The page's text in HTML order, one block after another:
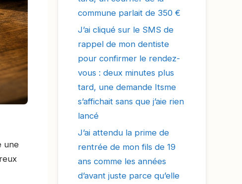
une
commune parlait de 350 €
J’ai cliqué sur le SMS de
rappel de mon dentiste
pour confirmer le rendez-
vous : deux minutes plus
tard, une demande Itsme
s’affichait sans que j’aie rien
lancé
J’ai attendu la prime de
rentrée de mon fils de 19
ans comme les années
d’avant juste parce qu’elle